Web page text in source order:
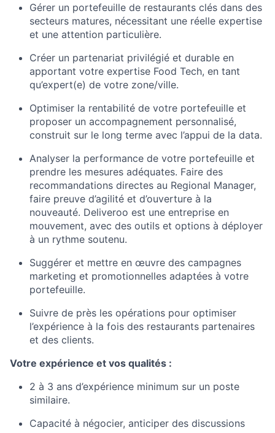
Gérer un portefeuille de restaurants clés dans des
secteurs matures, nécessitant une réelle expertise
et une attention particulière.
Créer un partenariat privilégié et durable en
apportant votre expertise Food Tech, en tant
qu’expert(e) de votre zone/ville.
Optimiser la rentabilité de votre portefeuille et
proposer un accompagnement personnalisé,
construit sur le long terme avec l’appui de la data.
Analyser la performance de votre portefeuille et
prendre les mesures adéquates. Faire des
recommandations directes au Regional Manager,
faire preuve d’agilité et d’ouverture à la
nouveauté. Deliveroo est une entreprise en
mouvement, avec des outils et options à déployer
à un rythme soutenu.
Suggérer et mettre en œuvre des campagnes
marketing et promotionnelles adaptées à votre
portefeuille.
Suivre de près les opérations pour optimiser
l’expérience à la fois des restaurants partenaires
et des clients.
Votre expérience et vos qualités :
2 à 3 ans d’expérience minimum sur un poste
similaire.
Capacité à négocier, anticiper des discussions